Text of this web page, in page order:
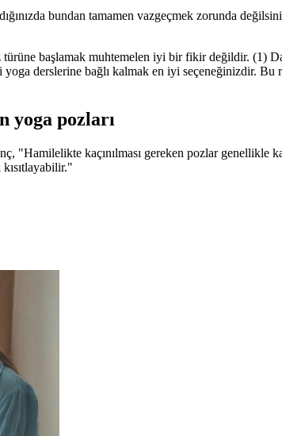
bundan tamamen vazgeçmek zorunda
başlamak muhtemelen iyi bir fikir değildir. (1)
derslerine bağlı kalmak en iyi seçeneğinizdir.
yoga pozları
"Hamilelikte kaçınılması gereken pozlar genellikle